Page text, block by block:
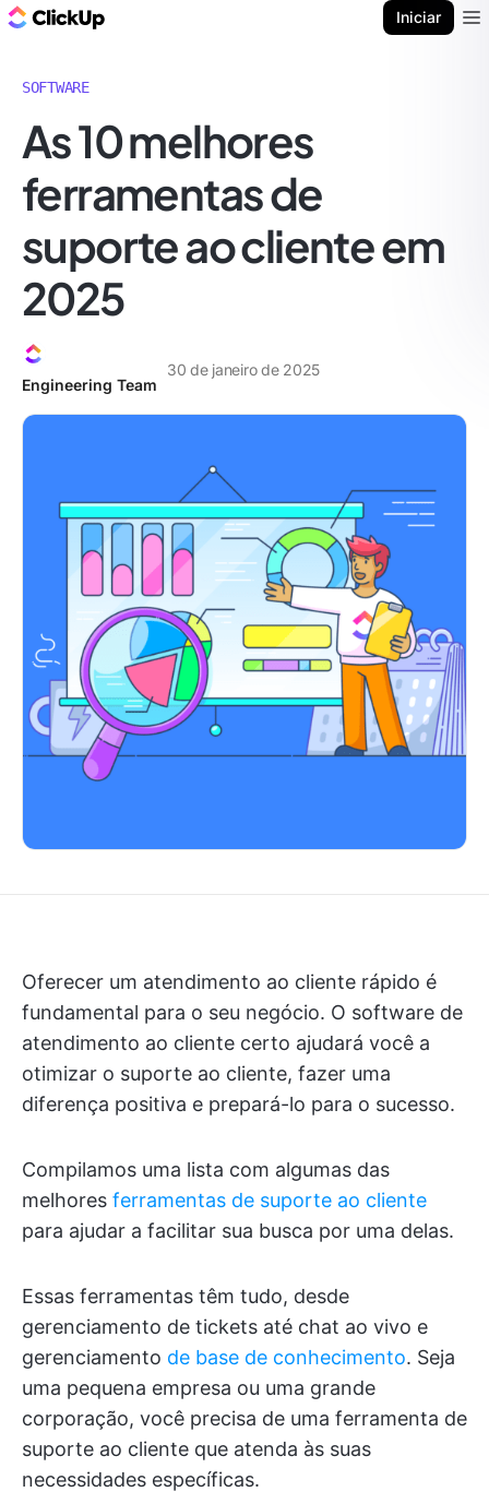
Iniciar
SOFTWARE
As 10 melhores
ferramentas de
suporte ao cliente em
2025
Engineering Team
30 de janeiro de 2025
Oferecer um atendimento ao cliente rápido é
fundamental para o seu negócio. O software de
atendimento ao cliente certo ajudará você a
otimizar o suporte ao cliente, fazer uma
diferença positiva e prepará-lo para o sucesso.
Compilamos uma lista com algumas das
melhores ferramentas de suporte ao cliente
para ajudar a facilitar sua busca por uma delas.
Essas ferramentas têm tudo, desde
gerenciamento de tickets até chat ao vivo e
gerenciamento de base de conhecimento. Seja
uma pequena empresa ou uma grande
corporação, você precisa de uma ferramenta de
suporte ao cliente que atenda às suas
necessidades específicas.